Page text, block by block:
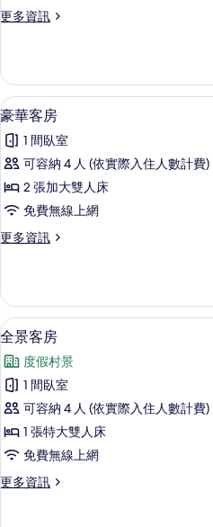
有
詳
的
有
相
片
更多資訊
更
客
房
的
情
顯
示
豪
華
客
的
有
相
片
6
豪華客房
1 間臥室
可容納 4 人 (依實際入住人數計費)
2 張加大雙人床
免費無線上網
更多資訊
更
客
房
的
情
顯
示
全
景
客
房
所
7
全景客房
度假村景
1 間臥室
可容納 4 人 (依實際入住人數計費)
1 張特大雙人床
免費無線上網
更多資訊
更